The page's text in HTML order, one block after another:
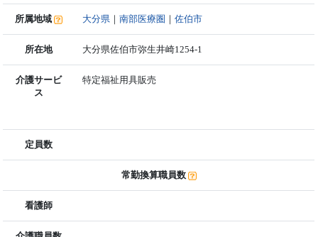
所属地域 大分県 ｜南部医療圏 ｜佐伯市
所在地 大分県佐伯市弥生井崎1254-1
介護サービ
ス
特定福祉用具販売
定員数
常勤換算職員数
看護師